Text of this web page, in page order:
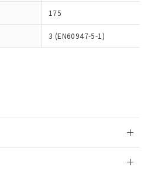
175
3 (EN60947-5-1)
利用者とは、"個人情報
の「1.共同利
」に記載されている法人を
物質）の非含有証明書
明書（当社基準）
日時点で非含有を証明す
遡って非含有を証明する
特段のことがない限
日より割愛しておりま